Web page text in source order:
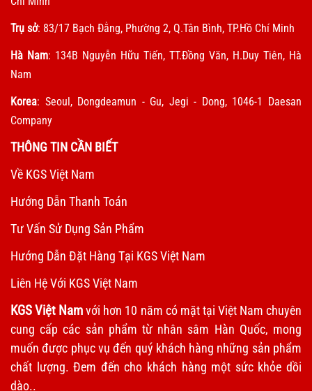
Trụ sở: 83/17 Bạch Đằng, Phường 2, Q.Tân Bình, TP.Hồ Chí Minh
Hà Nam: 134B Nguyễn Hữu Tiến, TT.Đồng Văn, H.Duy Tiên, Hà
Nam
Korea: Seoul, Dongdeamun - Gu, Jegi - Dong, 1046-1 Daesan
Company
THÔNG TIN CẦN BIẾT
Về KGS Việt Nam
Hướng Dẫn Thanh Toán
Tư Vấn Sử Dụng Sản Phẩm
Hướng Dẫn Đặt Hàng Tại KGS Việt Nam
Liên Hệ Với KGS Việt Nam
KGS Việt Namvới hơn 10 năm có mặt tại Việt Nam chuyên
cung cấp các sản phẩm từ nhân sâm Hàn Quốc, mong
muốn được phục vụ đến quý khách hàng những sản phẩm
chất lượng. Đem đến cho khách hàng một sức khỏe dồi
dào..